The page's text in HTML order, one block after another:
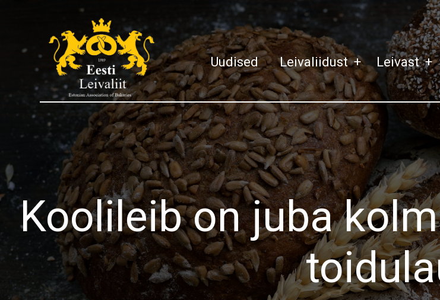
Uudised Leivaliidust + Leivast +
Koolileib on juba